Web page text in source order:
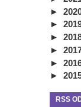
►
►
►
►
►
►
RSS